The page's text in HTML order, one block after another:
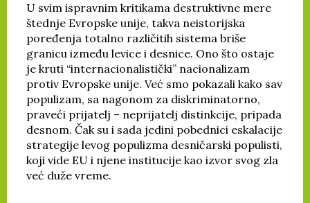
U svim ispravnim kritikama destruktivne mere
štednje Evropske unije, takva neistorijska
poređenja totalno različitih sistema briše
granicu između levice i desnice. Ono što ostaje
je kruti “internacionalistički” nacionalizam
protiv Evropske unije. Već smo pokazali kako sav
populizam, sa nagonom za diskriminatorno,
praveći prijatelj – neprijatelj distinkcije, pripada
desnom. Čak su i sada jedini pobednici eskalacije
strategije levog populizma desničarski populisti,
koji vide EU i njene institucije kao izvor svog zla
već duže vreme.